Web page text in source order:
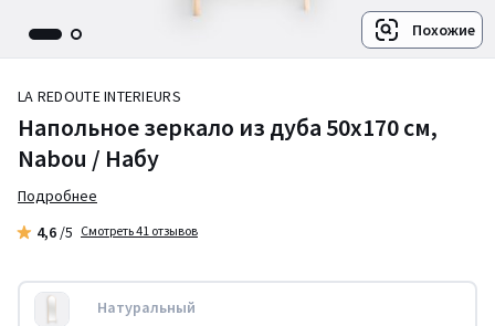
Похожие
LA REDOUTE INTERIEURS
Напольное зеркало из дуба 50x170 см,
Nabou / Набу
Подробнее
4,6 /5 Смотреть 41 отзывов
Натуральный